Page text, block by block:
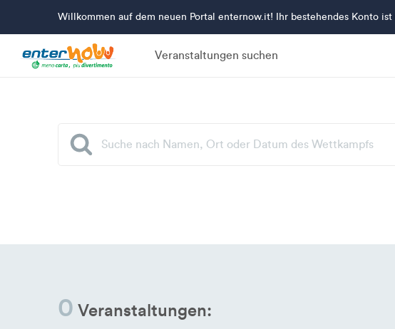
Willkommen auf dem neuen Portal enternow.it! Ihr bestehendes Konto
Veranstaltungen suchen
0 Veranstaltungen: